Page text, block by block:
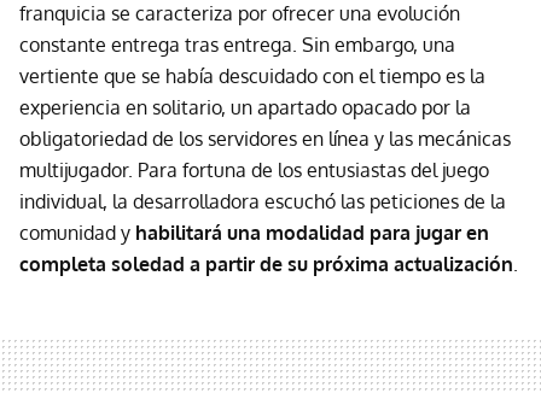
franquicia se caracteriza por ofrecer una evolución
constante entrega tras entrega. Sin embargo, una
vertiente que se había descuidado con el tiempo es la
experiencia en solitario, un apartado opacado por la
obligatoriedad de los servidores en línea y las mecánicas
multijugador. Para fortuna de los entusiastas del juego
individual, la desarrolladora escuchó las peticiones de la
comunidad y habilitará una modalidad para jugar en
completa soledad a partir de su próxima actualización.